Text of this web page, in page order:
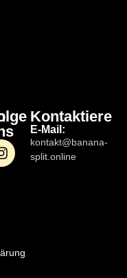
Kontaktiere
E-Mail:
kontakt@banana-
split.online